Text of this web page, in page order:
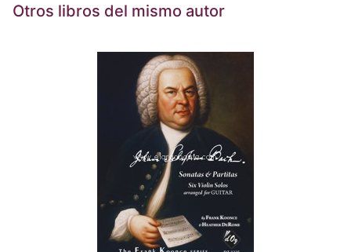
Otros libros del mismo autor